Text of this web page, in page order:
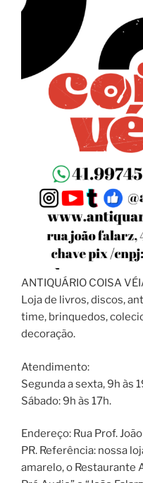
ANTIQUÁRIO COISA
Loja de livros, discos,
time, brinquedos,
decoração.
Atendimento:
Segunda a sexta, 9h às
Sábado: 9h às 17h.
Endereço: Rua Prof.
PR. Referência: nossa
amarelo, o Restaurante